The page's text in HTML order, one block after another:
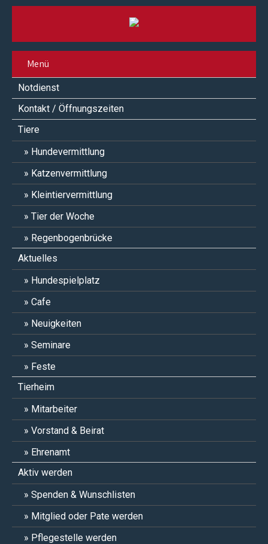
Menü
Notdienst
Kontakt / Öffnungszeiten
Tiere
Hundevermittlung
Katzenvermittlung
Kleintiervermittlung
Tier der Woche
Regenbogenbrücke
Aktuelles
Hundespielplatz
Cafe
Neuigkeiten
Seminare
Feste
Tierheim
Mitarbeiter
Vorstand & Beirat
Ehrenamt
Aktiv werden
Spenden & Wunschlisten
Mitglied oder Pate werden
Pflegestelle werden